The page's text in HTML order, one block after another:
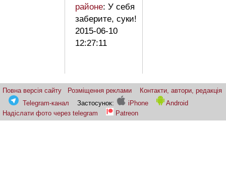
районе: У себя
заберите, суки!
2015-06-10
12:27:11
Повна версія сайту Розміщення реклами
Контакти, автори, редакція
Telegram-канал
Застосунок: iPhone
Android
Надіслати фото через telegram
Patreon